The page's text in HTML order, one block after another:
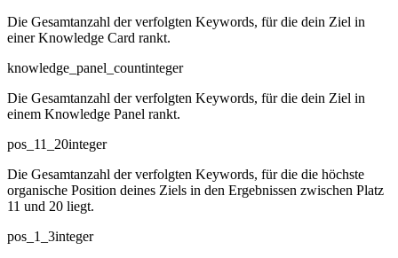
Die Gesamtanzahl der verfolgten Keywords, für die dein Ziel in
einer Knowledge Card rankt.
knowledge_panel_countinteger
Die Gesamtanzahl der verfolgten Keywords, für die dein Ziel in
einem Knowledge Panel rankt.
pos_11_20integer
Die Gesamtanzahl der verfolgten Keywords, für die die höchste
organische Position deines Ziels in den Ergebnissen zwischen Platz
11 und 20 liegt.
pos_1_3integer